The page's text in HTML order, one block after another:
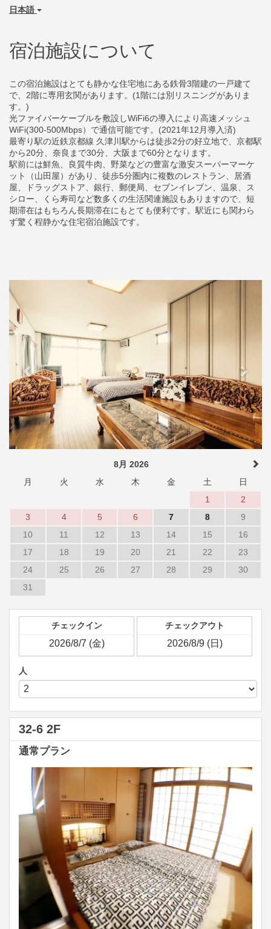
日本語
宿泊施設について
この宿泊施設はとても静かな住宅地にある鉄骨3階建の一戸建て
で、2階に専用玄関があります。(1階には別リスニングがありま
す。)
光ファイバーケーブルを敷設しWiFi6の導入により高速メッシュ
WiFi(300-500Mbps）で通信可能です。(2021年12月導入済)
最寄り駅の近鉄京都線 久津川駅からは徒歩2分の好立地で、京都駅
から20分、奈良まで30分、大阪まで60分となります。
駅前には鮮魚、良質牛肉、野菜などの豊富な激安スーパーマーケ
ット（山田屋）があり、徒歩5分圏内に複数のレストラン、居酒
屋、ドラッグストア、銀行、郵便局、セブンイレブン、温泉、ス
シロー、くら寿司など数多くの生活関連施設もありますので、短
期滞在はもちろん長期滞在にもとても便利です。駅近にも関わら
ず驚く程静かな住宅宿泊施設です。
8月 2026
月
火 水 木 金 土
日
1
2
3
4 5 6 7 8
9
10
11 12 13 14 15
16
17
18 19 20 21 22
23
24
25 26 27 28 29
30
31
チェックイン チェックアウト
人
32-6 2F
通常プラン